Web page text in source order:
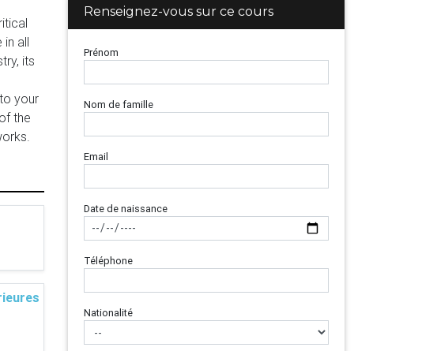
all
its
your
the
Renseignez-vous sur ce cours
Prénom
Nom de famille
Email
Date de naissance
Téléphone
Nationalité